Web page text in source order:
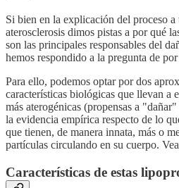
Si bien en la explicación del proceso a
aterosclerosis dimos pistas a por qué
son las principales responsables del
hemos respondido a la pregunta de por
Para ello, podemos optar por dos
características biológicas que llevan a
más aterogénicas (propensas a
la evidencia empírica respecto de lo
que tienen, de manera innata, más o
partículas circulando en su cuerpo.
Características de estas